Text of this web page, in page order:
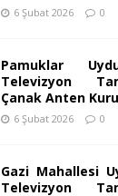
6 Şubat 2026 0
Pamuklar
Televizyon
Çanak Anten
6 Şubat 2026 0
Gazi Mahallesi
Televizyon